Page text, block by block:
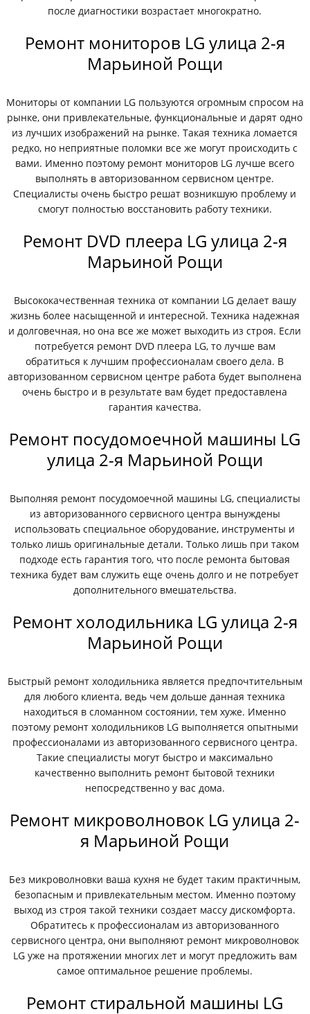
после диагностики возрастает многократно.
Ремонт мониторов LG улица 2-я
Марьиной Рощи
Мониторы от компании LG пользуются огромным спросом на
рынке, они привлекательные, функциональные и дарят одно
из лучших изображений на рынке. Такая техника ломается
редко, но неприятные поломки все же могут происходить с
вами. Именно поэтому ремонт мониторов LG лучше всего
выполнять в авторизованном сервисном центре.
Специалисты очень быстро решат возникшую проблему и
смогут полностью восстановить работу техники.
Ремонт DVD плеера LG улица 2-я
Марьиной Рощи
Высококачественная техника от компании LG делает вашу
жизнь более насыщенной и интересной. Техника надежная
и долговечная, но она все же может выходить из строя. Если
потребуется ремонт DVD плеера LG, то лучше вам
обратиться к лучшим профессионалам своего дела. В
авторизованном сервисном центре работа будет выполнена
очень быстро и в результате вам будет предоставлена
гарантия качества.
Ремонт посудомоечной машины LG
улица 2-я Марьиной Рощи
Выполняя ремонт посудомоечной машины LG, специалисты
из авторизованного сервисного центра вынуждены
использовать специальное оборудование, инструменты и
только лишь оригинальные детали. Только лишь при таком
подходе есть гарантия того, что после ремонта бытовая
техника будет вам служить еще очень долго и не потребует
дополнительного вмешательства.
Ремонт холодильника LG улица 2-я
Марьиной Рощи
Быстрый ремонт холодильника является предпочтительным
для любого клиента, ведь чем дольше данная техника
находиться в сломанном состоянии, тем хуже. Именно
поэтому ремонт холодильников LG выполняется опытными
профессионалами из авторизованного сервисного центра.
Такие специалисты могут быстро и максимально
качественно выполнить ремонт бытовой техники
непосредственно у вас дома.
Ремонт микроволновок LG улица 2-
я Марьиной Рощи
Без микроволновки ваша кухня не будет таким практичным,
безопасным и привлекательным местом. Именно поэтому
выход из строя такой техники создает массу дискомфорта.
Обратитесь к профессионалам из авторизованного
сервисного центра, они выполняют ремонт микроволновок
LG уже на протяжении многих лет и могут предложить вам
самое оптимальное решение проблемы.
Ремонт стиральной машины LG